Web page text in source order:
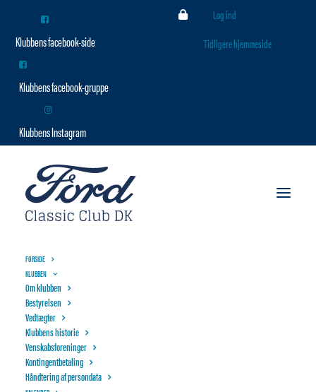
Log ind
Tidligere hjemmeside
FORSIDE
KLUBBEN
Om klubben
Bestyrelsen
Vedtægter
Klubbens historie
Venskabsforeninger
Kontingentbetaling
Håndtering af persondata